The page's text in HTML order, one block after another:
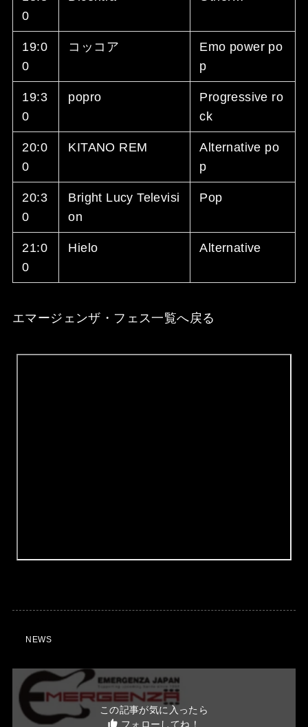
0
19:0
0
コッコア
Emo power po
p
19:3
0
popro
Progressive ro
ck
20:0
0
KITANO REM
Alternative po
p
20:3
0
Bright Lucy Televisi
on
Pop
21:0
0
Hielo Alternative
エマージェンザ・フェス一覧へ戻る
NEWS
この記事が気に入ったら
フォローしてね！